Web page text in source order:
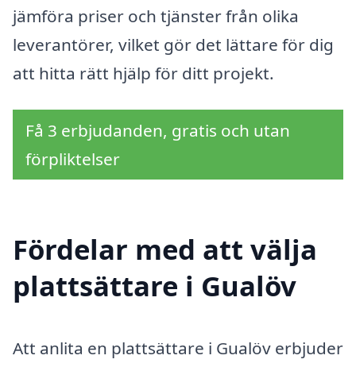
jämföra priser och tjänster från olika
leverantörer, vilket gör det lättare för dig
att hitta rätt hjälp för ditt projekt.
Få 3 erbjudanden, gratis och utan
förpliktelser
Fördelar med att välja
plattsättare i Gualöv
Att anlita en plattsättare i Gualöv erbjuder